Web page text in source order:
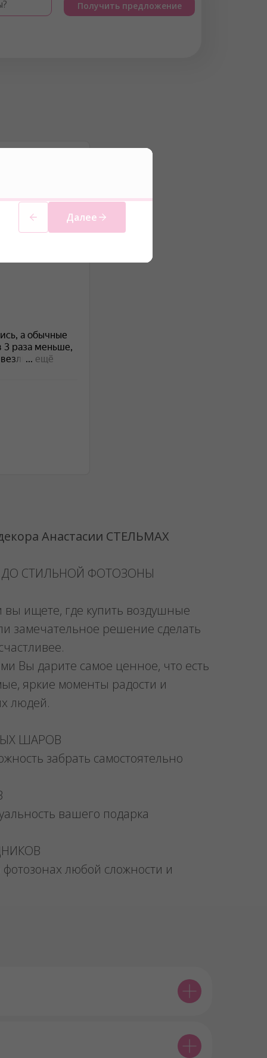
Далее
Получить предложение
Анастасии СТЕЛЬМАХ
СТИЛЬНОЙ ФОТОЗОНЫ
ищете, где купить воздушные
замечательное решение сделать
Вы дарите самое ценное, что есть
яркие моменты радости и
людей.
ШАРОВ
забрать самостоятельно
вашего подарка
любой сложности и